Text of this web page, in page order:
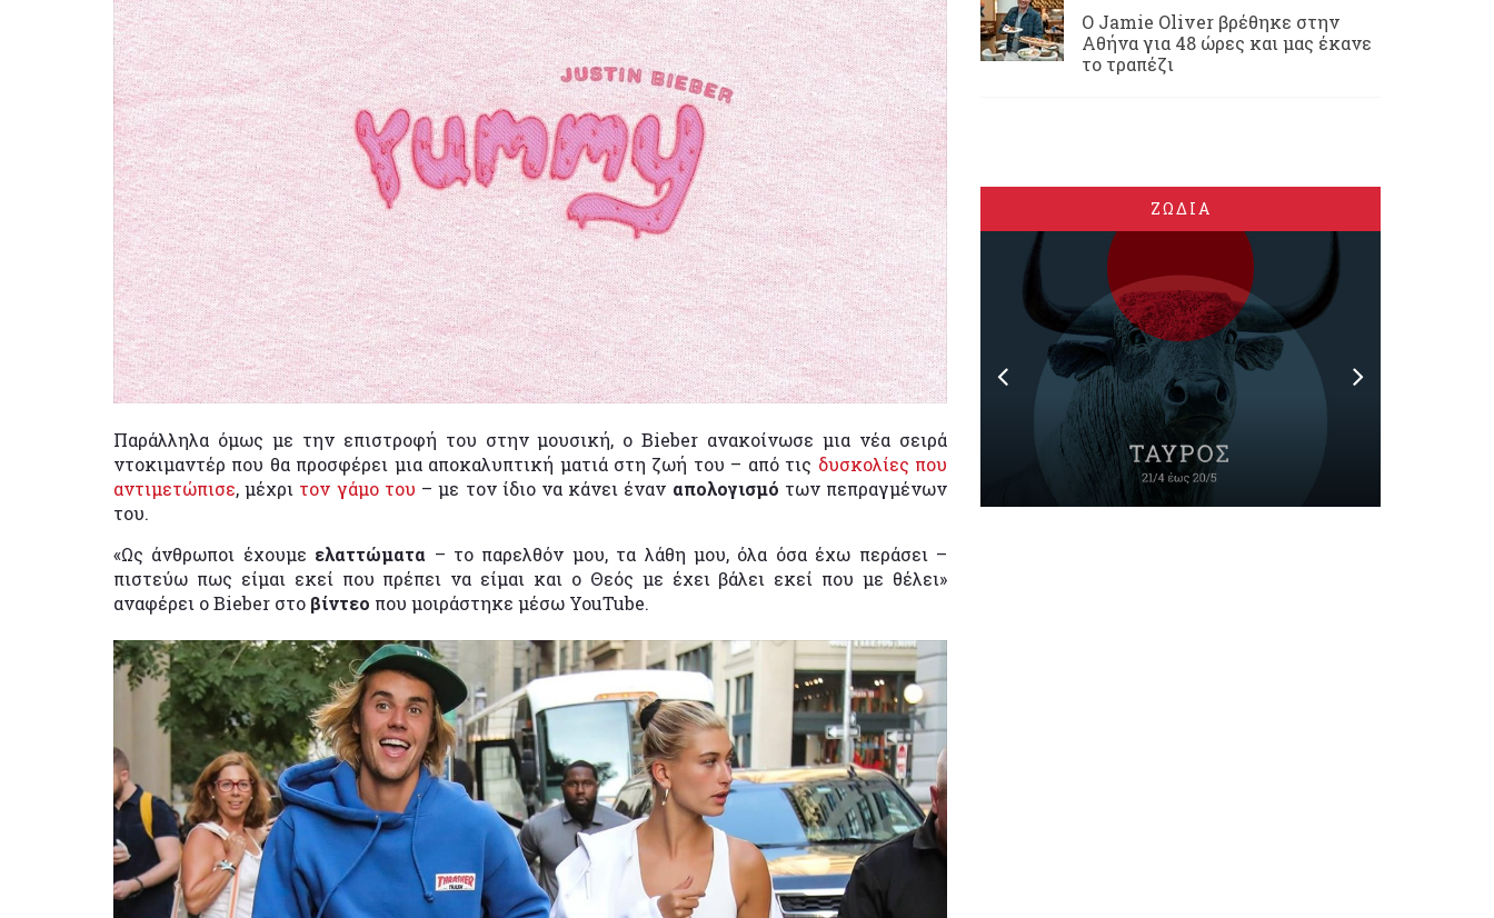
Παράλληλα όμως με την επιστροφή του στην μουσική, ο Bieber ανακοίνωσε μια νέα σειρά
ντοκιμαντέρ που θα προσφέρει μια αποκαλυπτική ματιά στη ζωή του – από τις δυσκολίες που
αντιμετώπισε, μέχρι τον γάμο του – με τον ίδιο να κάνει έναν απολογισμό των πεπραγμένων
του.
«Ως άνθρωποι έχουμε ελαττώματα – το παρελθόν μου, τα λάθη μου, όλα όσα έχω περάσει –
πιστεύω πως είμαι εκεί που πρέπει να είμαι και ο Θεός με έχει βάλει εκεί που με θέλει»
αναφέρει ο Bieber στο βίντεο που μοιράστηκε μέσω YouTube.
Ο Jamie Oliver βρέθηκε στην
Αθήνα για 48 ώρες και μας έκανε
το τραπέζι
ΖΩΔΙΑ